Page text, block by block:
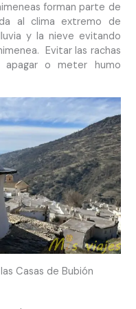
forman parte de
al clima extremo de
y la nieve evitando
Evitar las rachas
o meter humo
Casas de Bubión